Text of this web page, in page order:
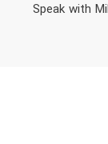
Speak with